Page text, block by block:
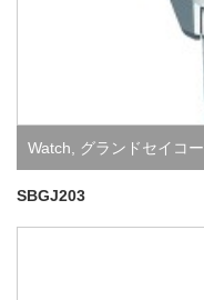
Watch グランドセイコー
SBGJ203